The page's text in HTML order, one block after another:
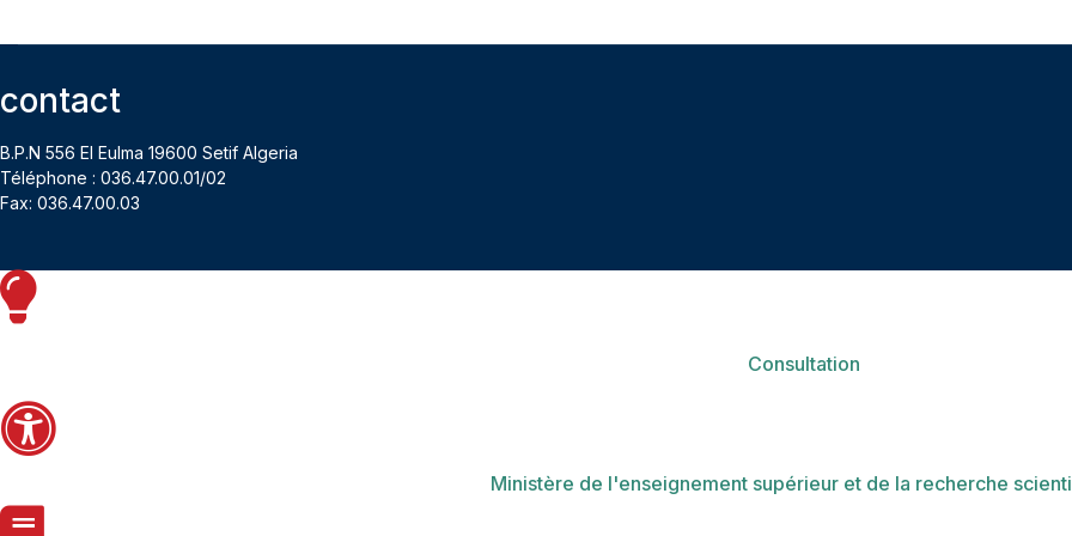
contact
Téléphone : 036.47.00.01/02
Fax: 036.47.00.03
Consultation
Ministère de l'enseignement supérieur et de la recherche